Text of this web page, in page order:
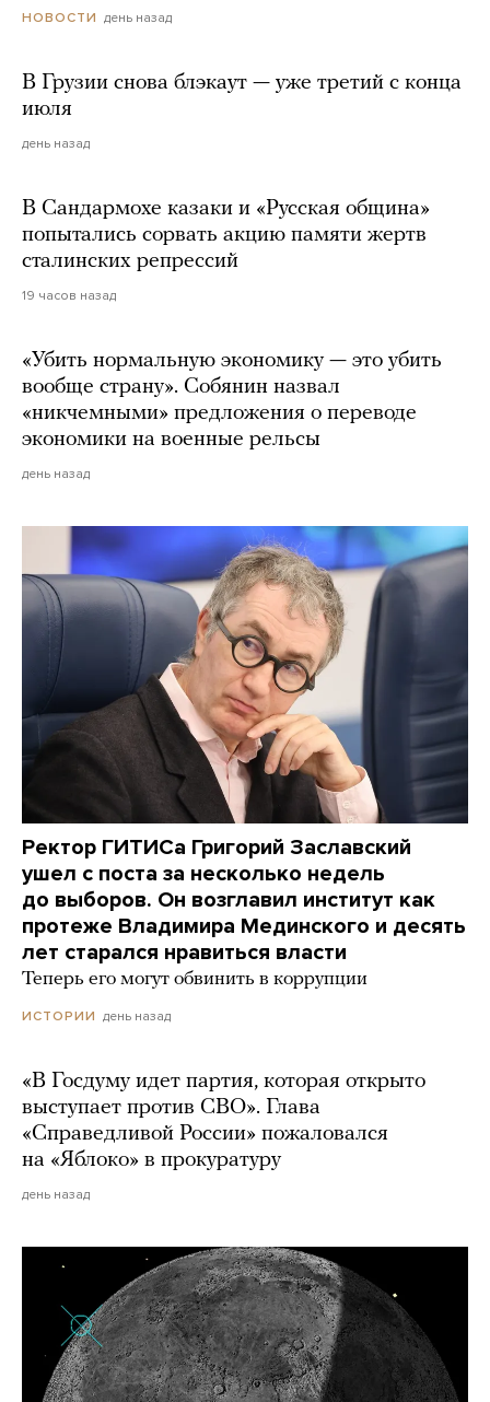
НОВОСТИ день назад
В Грузии снова блэкаут — уже третий с конца
июля
день назад
В Сандармохе казаки и «Русская община»
попытались сорвать акцию памяти жертв
сталинских репрессий
19 часов назад
«Убить нормальную экономику — это убить
вообще страну». Собянин назвал
«никчемными» предложения о переводе
экономики на военные рельсы
день назад
Ректор ГИТИСа Григорий Заславский
ушел с поста за несколько недель
до выборов. Он возглавил институт как
протеже Владимира Мединского и десять
лет старался нравиться власти
Теперь его могут обвинить в коррупции
ИСТОРИИ день назад
«В Госдуму идет партия, которая открыто
выступает против СВО». Глава
«Справедливой России» пожаловался
на «Яблоко» в прокуратуру
день назад